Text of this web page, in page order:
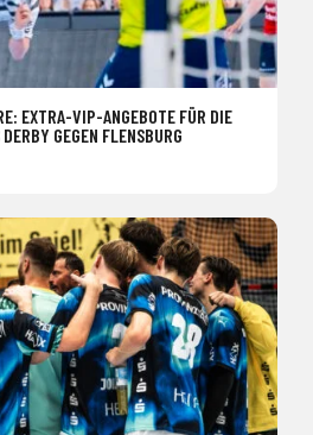
EXTRA-VIP-ANGEBOTE FÜR DIE
GEGEN FLENSBURG